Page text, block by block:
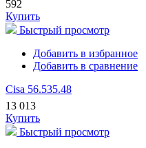
592
Купить
Быстрый просмотр
Добавить в избранное
Добавить в сравнение
Cisa 56.535.48
13 013
Купить
Быстрый просмотр